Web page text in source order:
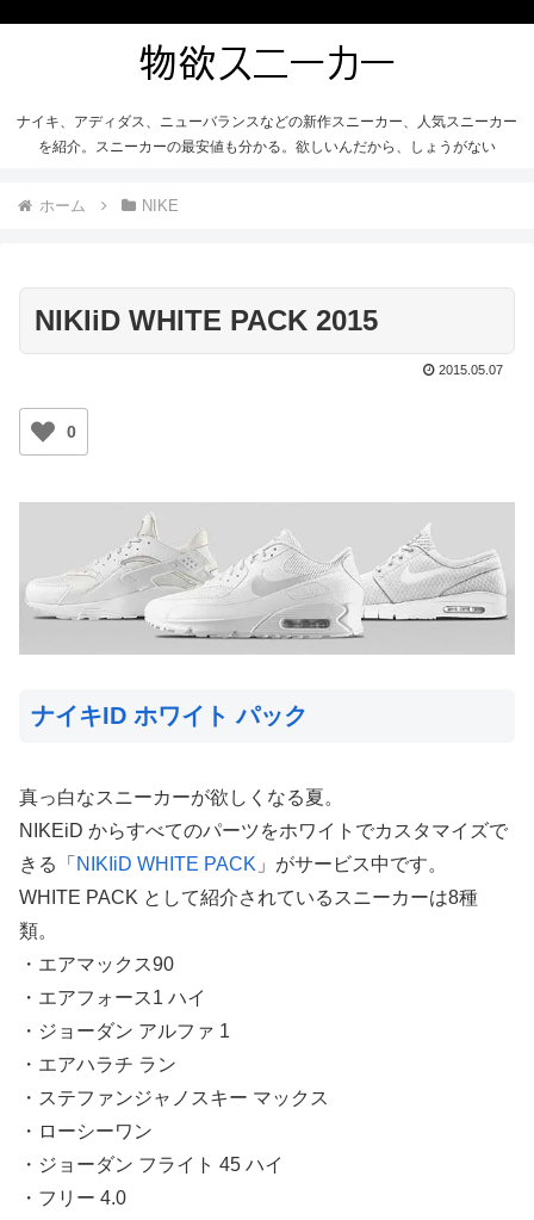
ナイキ、アディダス、ニューバランスなどの新作スニーカー、人気スニーカー
を紹介。スニーカーの最安値も分かる。欲しいんだから、しょうがない
ホーム NIKE
NIKIiD WHITE PACK 2015
2015.05.07
0
ナイキID ホワイト パック
真っ白なスニーカーが欲しくなる夏。
NIKEiD からすべてのパーツをホワイトでカスタマイズで
きる「 NIKIiD WHITE PACK 」がサービス中です。
WHITE PACK として紹介されているスニーカーは8種
類。
・エアマックス90
・エアフォース1 ハイ
・ジョーダン アルファ 1
・エアハラチ ラン
・ステファンジャノスキー マックス
・ローシーワン
・ジョーダン フライト 45 ハイ
・フリー 4.0